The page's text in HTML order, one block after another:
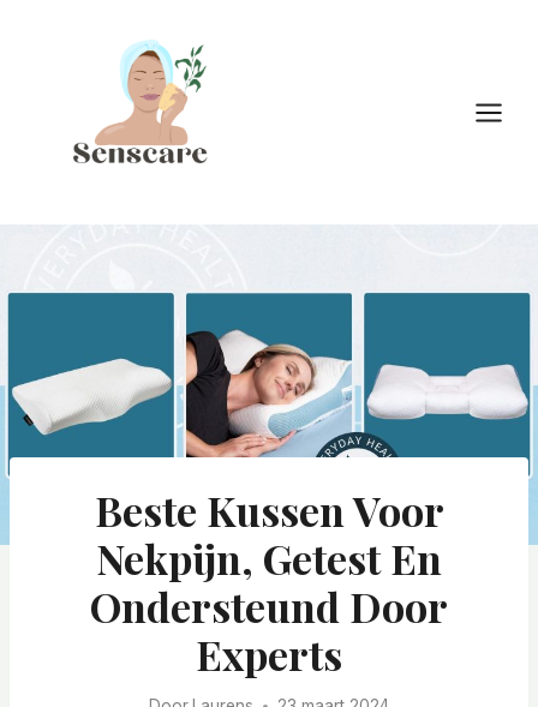
Beste Kussen Voor
Nekpijn, Getest En
Ondersteund Door
Experts